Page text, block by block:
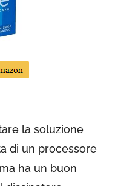
la soluzione
di un processore
ha un buon